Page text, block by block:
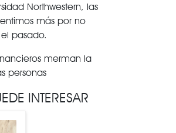
Northwestern, las
más por no
pasado.
merman la
personas
INTERESAR